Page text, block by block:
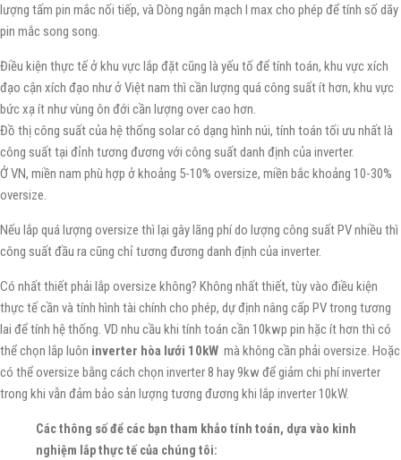
lượng tấm pin mắc nối tiếp, và Dòng ngắn mạch I max cho phép để tính số dãy
pin mắc song song.
Điều kiện thực tế ở khu vực lắp đặt cũng là yếu tố để tính toán, khu vực xích
đạo cận xích đạo như ở Việt nam thì cần lượng quá công suất ít hơn, khu vực
bức xạ ít như vùng ôn đới cần lượng over cao hơn.
Đồ thị công suất của hệ thống solar có dạng hình núi, tính toán tối ưu nhất là
công suất tại đỉnh tương đương với công suất danh định của inverter.
Ở VN, miền nam phù hợp ở khoảng 5-10% oversize, miền bắc khoảng 10-30%
oversize.
Nếu lắp quá lượng oversize thì lại gây lãng phí do lượng công suất PV nhiều thì
công suất đầu ra cũng chỉ tương đương danh định của inverter.
Có nhất thiết phải lắp oversize không? Không nhất thiết, tùy vào điều kiện
thực tế cần và tính hình tài chính cho phép, dự định nâng cấp PV trong tương
lai để tính hệ thống. VD nhu cầu khi tính toán cần 10kwp pin hặc ít hơn thì có
thể chọn lắp luôn inverter hòa lưới 10kW mà không cần phải oversize. Hoặc
có thể oversize bằng cách chọn inverter 8 hay 9kw để giảm chi phí inverter
trong khi vẫn đảm bảo sản lượng tương đương khi lắp inverter 10kW.
Các thông số để các bạn tham khảo tính toán, dựa vào kinh
nghiệm lắp thực tế của chúng tôi: